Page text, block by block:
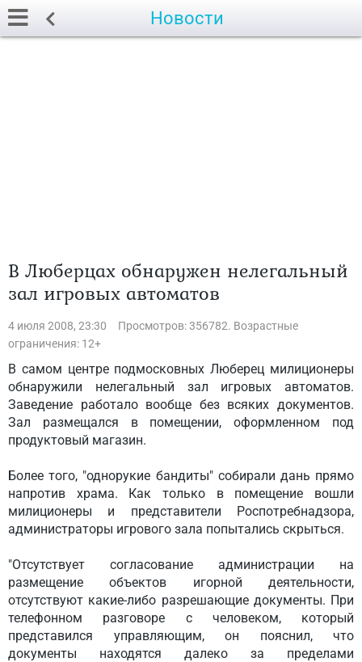
Новости
В Люберцах обнаружен нелегальный
зал игровых автоматов
4 июля 2008, 23:30
Просмотров: 356782. Возрастные
ограничения: 12+
В самом центре подмосковных Люберец милиционеры
обнаружили нелегальный зал игровых автоматов.
Заведение работало вообще без всяких документов.
Зал размещался в помещении, оформленном под
продуктовый магазин.
Более того, "однорукие бандиты" собирали дань прямо
напротив храма. Как только в помещение вошли
милиционеры и представители Роспотребнадзора,
администраторы игрового зала попытались скрыться.
"Отсутствует согласование администрации на
размещение объектов игорной деятельности,
отсутствуют какие-либо разрешающие документы. При
телефонном разговоре с человеком, который
представился управляющим, он пояснил, что
документы находятся далеко за пределами